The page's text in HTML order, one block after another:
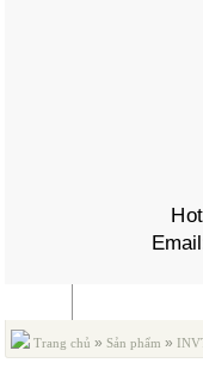
Trang chủ »Sản phẩm »
Biến tần trung thế INVT